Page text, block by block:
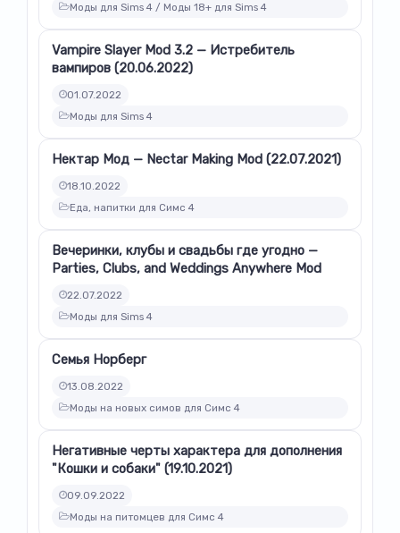
Моды для Sims 4 / Моды 18+ для Sims 4
Vampire Slayer Mod 3.2 — Истребитель
вампиров (20.06.2022)
01.07.2022
Моды для Sims 4
Нектар Мод — Nectar Making Mod (22.07.2021)
18.10.2022
Еда, напитки для Симс 4
Вечеринки, клубы и свадьбы где угодно —
Parties, Clubs, and Weddings Anywhere Mod
22.07.2022
Моды для Sims 4
Семья Норберг
13.08.2022
Моды на новых симов для Симс 4
Негативные черты характера для дополнения
"Кошки и собаки" (19.10.2021)
09.09.2022
Моды на питомцев для Симс 4